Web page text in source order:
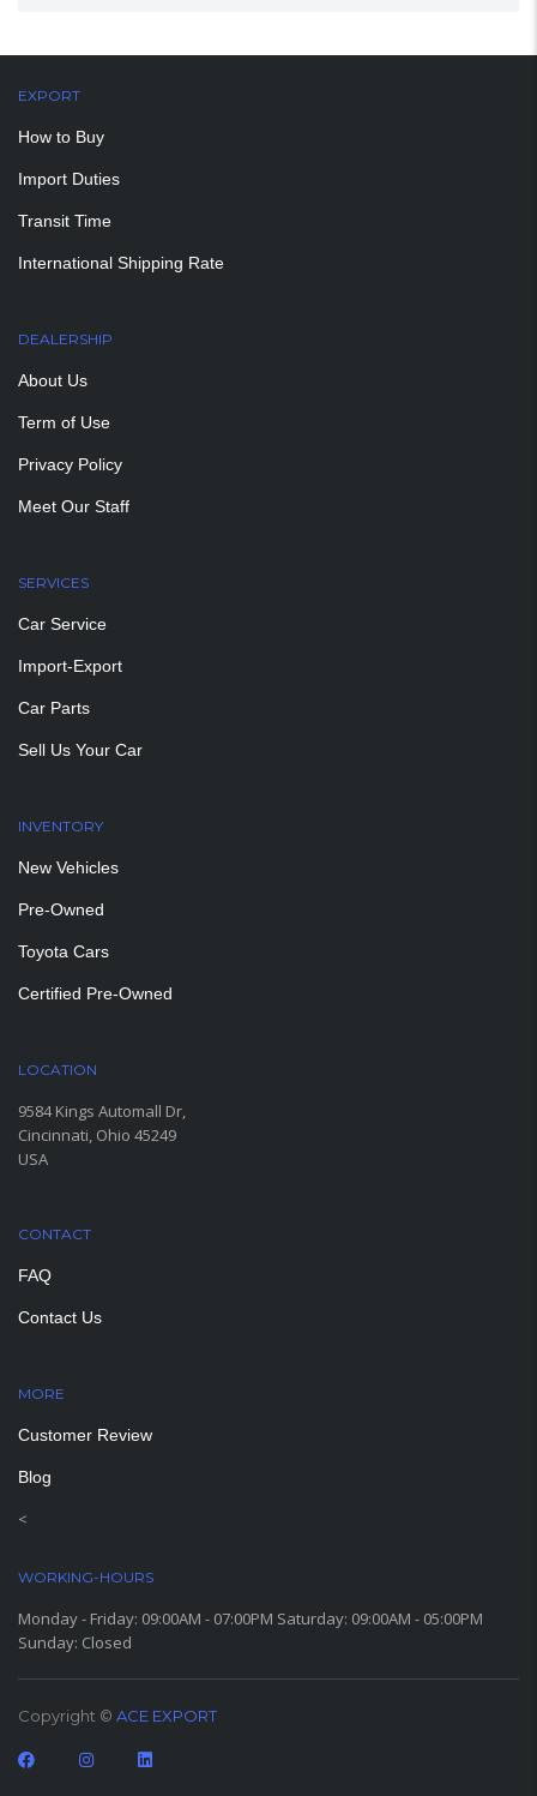
EXPORT
How to Buy
Import Duties
Transit Time
International Shipping Rate
DEALERSHIP
About Us
Term of Use
Privacy Policy
Meet Our Staff
SERVICES
Car Service
Import-Export
Car Parts
Sell Us Your Car
INVENTORY
New Vehicles
Pre-Owned
Toyota Cars
Certified Pre-Owned
LOCATION
9584 Kings Automall Dr,
Cincinnati, Ohio 45249
USA
CONTACT
FAQ
Contact Us
MORE
Customer Review
Blog
<
WORKING-HOURS
Monday - Friday: 09:00AM - 07:00PM Saturday: 09:00AM - 05:00PM
Sunday: Closed
Copyright © ACE EXPORT